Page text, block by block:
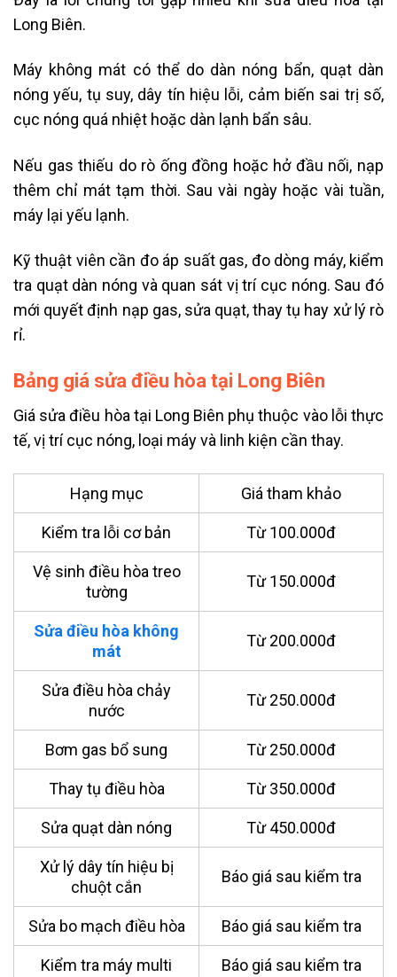
Long Biên.
Máy không mát có thể do dàn nóng bẩn, quạt dàn
nóng yếu, tụ suy, dây tín hiệu lỗi, cảm biến sai trị số,
cục nóng quá nhiệt hoặc dàn lạnh bẩn sâu.
Nếu gas thiếu do rò ống đồng hoặc hở đầu nối, nạp
thêm chỉ mát tạm thời. Sau vài ngày hoặc vài tuần,
máy lại yếu lạnh.
Kỹ thuật viên cần đo áp suất gas, đo dòng máy, kiểm
tra quạt dàn nóng và quan sát vị trí cục nóng. Sau đó
mới quyết định nạp gas, sửa quạt, thay tụ hay xử lý rò
rỉ.
Bảng giá sửa điều hòa tại Long Biên
Giá sửa điều hòa tại Long Biên phụ thuộc vào lỗi thực
tế, vị trí cục nóng, loại máy và linh kiện cần thay.
Hạng mục Giá tham khảo
Kiểm tra lỗi cơ bản Từ 100.000đ
Vệ sinh điều hòa treo
tường
Từ 150.000đ
Sửa điều hòa không
mát
Từ 200.000đ
Sửa điều hòa chảy
nước
Từ 250.000đ
Bơm gas bổ sung Từ 250.000đ
Thay tụ điều hòa Từ 350.000đ
Sửa quạt dàn nóng Từ 450.000đ
Xử lý dây tín hiệu bị
chuột cắn
Báo giá sau kiểm tra
Sửa bo mạch điều hòa Báo giá sau kiểm tra
Kiểm tra máy multi Báo giá sau kiểm tra